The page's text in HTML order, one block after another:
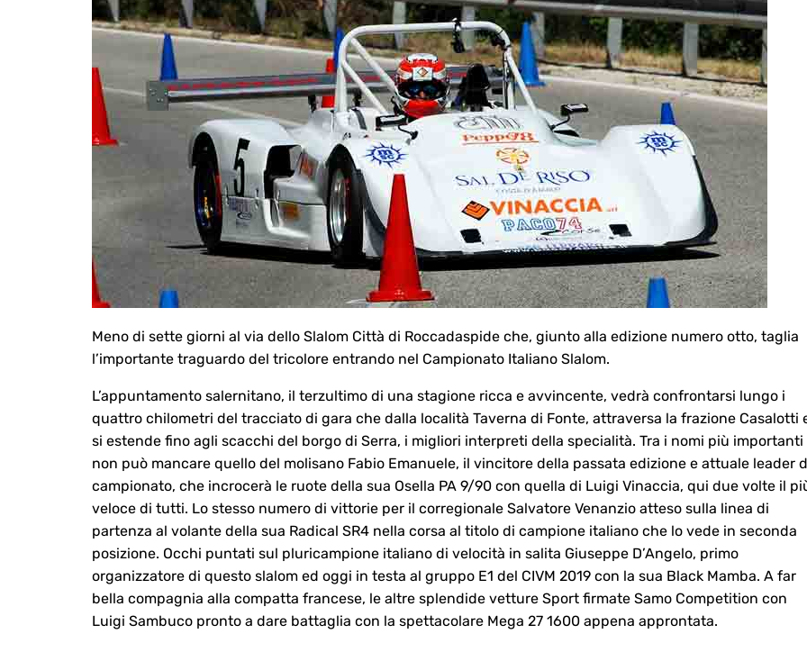
Meno di sette giorni al via dello Slalom Città di Roccadaspide che, giunto alla edizione numero otto, taglia
l’importante traguardo del tricolore entrando nel Campionato Italiano Slalom.
L’appuntamento salernitano, il terzultimo di una stagione ricca e avvincente, vedrà confrontarsi lungo i
quattro chilometri del tracciato di gara che dalla località Taverna di Fonte, attraversa la frazione Casalotti
si estende fino agli scacchi del borgo di Serra, i migliori interpreti della specialità. Tra i nomi più importanti
non può mancare quello del molisano Fabio Emanuele, il vincitore della passata edizione e attuale leader
campionato, che incrocerà le ruote della sua Osella PA 9/90 con quella di Luigi Vinaccia, qui due volte il
veloce di tutti. Lo stesso numero di vittorie per il corregionale Salvatore Venanzio atteso sulla linea di
partenza al volante della sua Radical SR4 nella corsa al titolo di campione italiano che lo vede in seconda
posizione. Occhi puntati sul pluricampione italiano di velocità in salita Giuseppe D’Angelo, primo
organizzatore di questo slalom ed oggi in testa al gruppo E1 del CIVM 2019 con la sua Black Mamba. A far
bella compagnia alla compatta francese, le altre splendide vetture Sport firmate Samo Competition con
Luigi Sambuco pronto a dare battaglia con la spettacolare Mega 27 1600 appena approntata.